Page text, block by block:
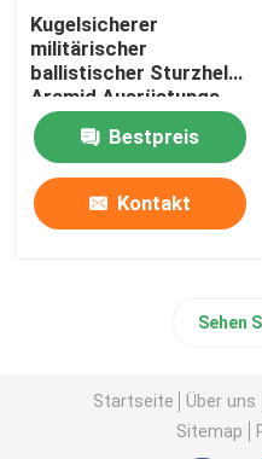
Kugelsicherer
militärischer
ballistischer Sturzhelm
Aramid Ausrüstungs-
NIJ IIIA
Bestpreis
Kontakt
Sehen
Startseite Über uns
Sitemap